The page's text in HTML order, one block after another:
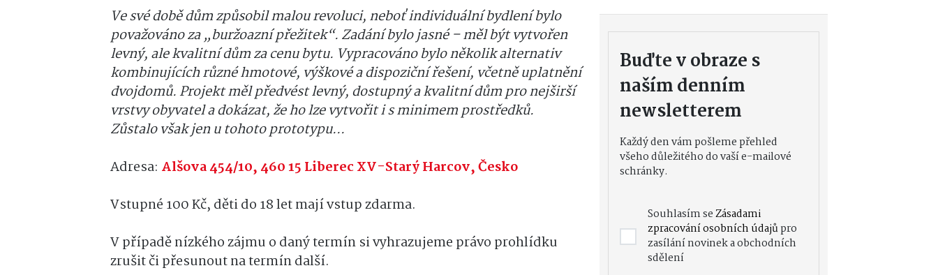
Ve své době dům způsobil malou revoluci, neboť individuální bydlení bylo
považováno za „buržoazní přežitek“. Zadání bylo jasné – měl být vytvořen
levný, ale kvalitní dům za cenu bytu. Vypracováno bylo několik alternativ
kombinujících různé hmotové, výškové a dispoziční řešení, včetně uplatnění
dvojdomů. Projekt měl předvést levný, dostupný a kvalitní dům pro nejširší
vrstvy obyvatel a dokázat, že ho lze vytvořit i s minimem prostředků.
Zůstalo však jen u tohoto prototypu...
Adresa: Alšova 454/10, 460 15 Liberec XV-Starý Harcov, Česko
Vstupné 100 Kč, děti do 18 let mají vstup zdarma.
V případě nízkého zájmu o daný termín si vyhrazujeme právo prohlídku
zrušit či přesunout na termín další.
Buďte v obraze s
naším denním
newsletterem
Každý den vám pošleme přehled
všeho důležitého do vaší e-mailové
schránky.
Souhlasím seZásadami
zpracování osobních údajůpro
zasílání novinek a obchodních
sdělení